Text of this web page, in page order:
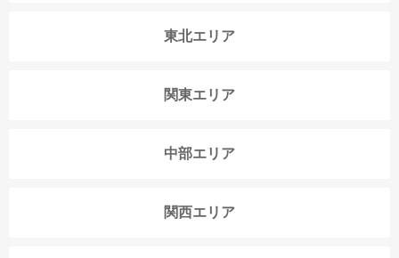
東北エリア
関東エリア
中部エリア
関西エリア